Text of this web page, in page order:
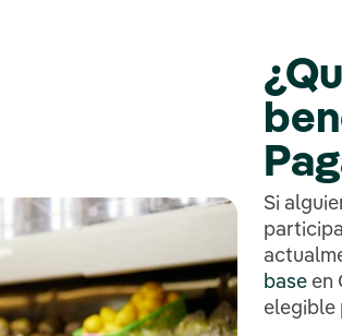
Si
base en
elegible